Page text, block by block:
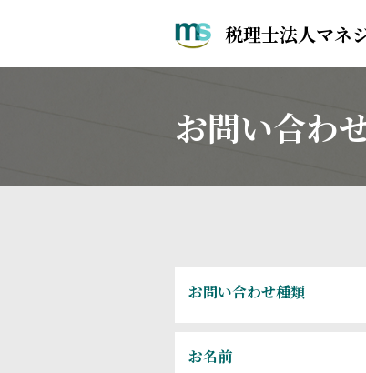
税理士法人マネ
お問い合わ
お問い合わせ種類
お名前